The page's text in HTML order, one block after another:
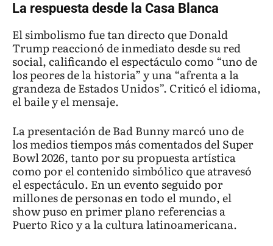
La respuesta desde la Casa Blanca
El simbolismo fue tan directo que Donald
Trump reaccionó de inmediato desde su red
social, calificando el espectáculo como “uno de
los peores de la historia” y una “afrenta a la
grandeza de Estados Unidos”. Criticó el idioma,
el baile y el mensaje.
La presentación de Bad Bunny marcó uno de
los medios tiempos más comentados del Super
Bowl 2026, tanto por su propuesta artística
como por el contenido simbólico que atravesó
el espectáculo. En un evento seguido por
millones de personas en todo el mundo, el
show puso en primer plano referencias a
Puerto Rico y a la cultura latinoamericana.